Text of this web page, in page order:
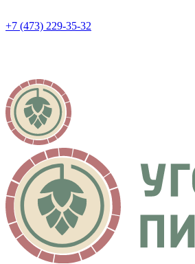
+7 (473) 229-35-32